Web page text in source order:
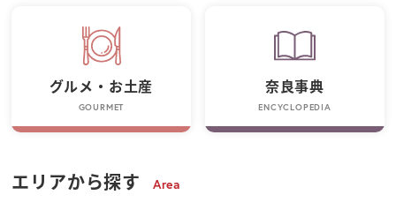
グルメ・お土産
GOURMET
奈良事典
ENCYCLOPEDIA
エリアから探す Area